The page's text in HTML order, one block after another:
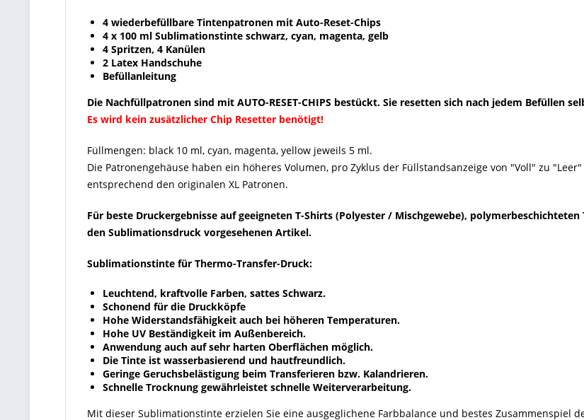
4 wiederbefüllbare Tintenpatronen mit Auto-Reset-Chips
4 x 100 ml Sublimationstinte schwarz, cyan, magenta, gelb
4 Spritzen, 4 Kanülen
2 Latex Handschuhe
Befüllanleitung
Die Nachfüllpatronen sind mit AUTO-RESET-CHIPS bestückt. Sie resetten sich nach jedem Befüllen
Es wird kein zusätzlicher Chip Resetter benötigt!
Füllmengen: black 10 ml, cyan, magenta, yellow jeweils 5 ml.
Die Patronengehäuse haben ein höheres Volumen, pro Zyklus der Füllstandsanzeige von "Voll" zu
entsprechend den originalen XL Patronen.
Für beste Druckergebnisse auf geeigneten T-Shirts (Polyester / Mischgewebe),
den Sublimationsdruck vorgesehenen Artikel.
Sublimationstinte für Thermo-Transfer-Druck:
Leuchtend, kraftvolle Farben, sattes Schwarz.
Schonend für die Druckköpfe
Hohe Widerstandsfähigkeit auch bei höheren Temperaturen.
Hohe UV Beständigkeit im Außenbereich.
Anwendung auch auf sehr harten Oberflächen möglich.
Die Tinte ist wasserbasierend und hautfreundlich.
Geringe Geruchsbelästigung beim Transferieren bzw. Kalandrieren.
Schnelle Trocknung gewährleistet schnelle Weiterverarbeitung.
Mit dieser Sublimationstinte erzielen Sie eine ausgeglichene Farbbalance und bestes Zusammenspiel